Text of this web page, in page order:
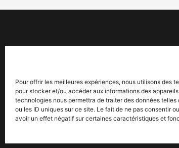
Pour offrir les meilleures expériences, nous utilisons des
pour stocker et/ou accéder aux informations des
technologies nous permettra de traiter des données
ou les ID uniques sur ce site. Le fait de ne pas consentir
avoir un effet négatif sur certaines caractéristiques et